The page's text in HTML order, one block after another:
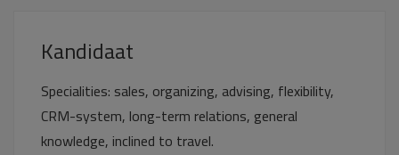
Kandidaat
Specialities: sales, organizing, advising, flexibility,
CRM-system, long-term relations, general
knowledge, inclined to travel.